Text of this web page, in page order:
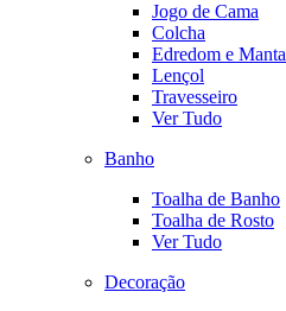
Jogo de Cama
Colcha
Edredom e Manta
Lençol
Travesseiro
Ver Tudo
Banho
Toalha de Banho
Toalha de Rosto
Ver Tudo
Decoração